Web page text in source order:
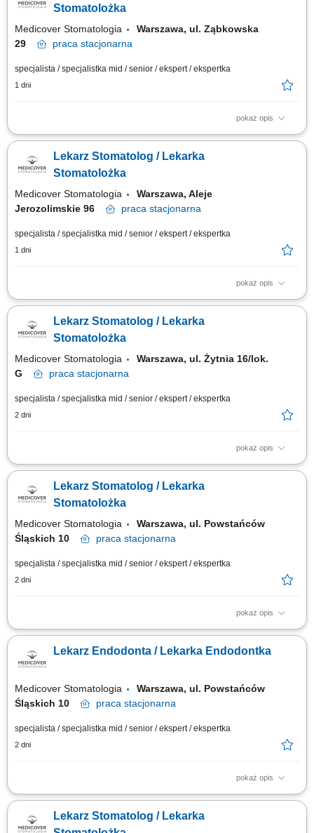
zespołem lekarzy w ramach kompleksowego leczenia pacjentów.
Stomatolożka
Medicover Stomatologia
Warszawa, ul. Ząbkowska
29
praca stacjonarna
specjalista / specjalistka mid / senior / ekspert / ekspertka
1 dni
pokaż opis
Zapraszamy do współpracy lekarzy dentystów/ lekarki dentystki z
obejmować: kompleksowe leczenie pacjentów w zakresie stomatologii
zachowawczej, z wykorzystaniem nowoczesnych metod i materiałów,
Lekarz Stomatolog / Lekarka
Stomatolożka
Medicover Stomatologia
Warszawa, Aleje
Jerozolimskie 96
praca stacjonarna
specjalista / specjalistka mid / senior / ekspert / ekspertka
1 dni
pokaż opis
Zapraszamy do współpracy lekarzy dentystów/ lekarki dentystki z
obejmować: kompleksowe leczenie pacjentów w zakresie stomatologii
zachowawczej, z wykorzystaniem nowoczesnych metod i materiałów,
Lekarz Stomatolog / Lekarka
Stomatolożka
Medicover Stomatologia
Warszawa, ul. Żytnia 16/lok.
G
praca stacjonarna
specjalista / specjalistka mid / senior / ekspert / ekspertka
2 dni
pokaż opis
Zapraszamy do współpracy lekarzy dentystów/ lekarki dentystki z
obejmować: leczenie pacjentów w zakresie stomatologii zachowawczej, z
wykorzystaniem nowoczesnych metod i materiałów, pracę na planach
Lekarz Stomatolog / Lekarka
Stomatolożka
Medicover Stomatologia
Warszawa, ul. Powstańców
Śląskich 10
praca stacjonarna
specjalista / specjalistka mid / senior / ekspert / ekspertka
2 dni
pokaż opis
Zapraszamy do współpracy lekarzy dentystów/ lekarki dentystki z
obejmować: kompleksowe leczenie pacjentów w zakresie stomatologii
zachowawczej, z wykorzystaniem nowoczesnych metod i materiałów,
Lekarz Endodonta / Lekarka Endodontka
Medicover Stomatologia
Warszawa, ul. Powstańców
Śląskich 10
praca stacjonarna
specjalista / specjalistka mid / senior / ekspert / ekspertka
2 dni
pokaż opis
Zapraszamy do współpracy lekarzy dentystów/ lekarki dentystki z
obejmować: leczenie endodontyczne pacjentów w nowoczesnym
środowisku, z wykorzystaniem mikroskopu, praca na planach leczenia we
Lekarz Stomatolog / Lekarka